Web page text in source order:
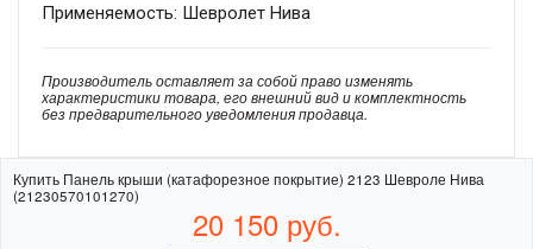
Применяемость: Шевролет Нива
Производитель оставляет за собой право изменять
характеристики товара, его внешний вид и комплектность
без предварительного уведомления продавца.
Купить Панель крыши (катафорезное покрытие) 2123 Шевроле Нива
(21230570101270)
20 150 руб.